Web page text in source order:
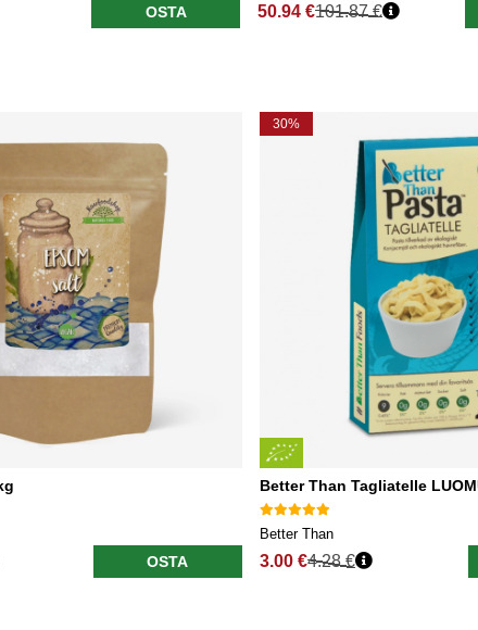
OSTA 50.94 €
Normaali hinta
101.87 €
OSTA
30%
Better Than Tagliatelle
Better Than
3.00 €4.28 €